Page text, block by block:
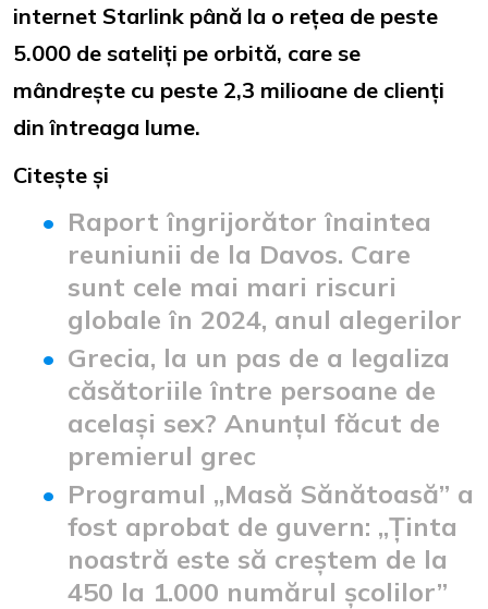
internet Starlink până la o rețea de peste
5.000 de sateliți pe orbită, care se
mândrește cu peste 2,3 milioane de clienți
din întreaga lume.
Citește și
Raport îngrijorător înaintea
reuniunii de la Davos. Care
sunt cele mai mari riscuri
globale în 2024, anul alegerilor
Grecia, la un pas de a legaliza
căsătoriile între persoane de
același sex? Anunțul făcut de
premierul grec
Programul „Masă Sănătoasă” a
fost aprobat de guvern: „Ținta
noastră este să creștem de la
450 la 1.000 numărul școlilor”